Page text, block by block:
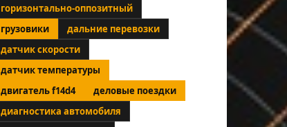
горизонтально-оппозитный
грузовики
дальние перевозки
датчик скорости
датчик температуры
двигатель f14d4
деловые поездки
диагностика автомобиля